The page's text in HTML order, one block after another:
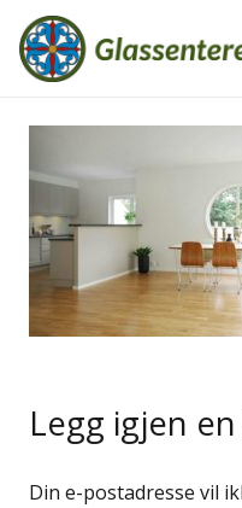
Legg igjen
Din e-postadresse vil